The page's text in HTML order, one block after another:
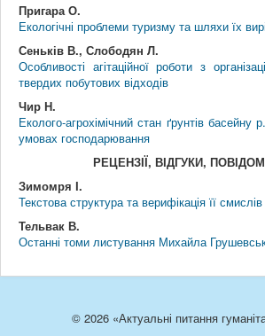
Пригара О.
Екологічні проблеми туризму та шляхи їх
Сеньків В., Слободян Л.
Особливості агітаційної роботи з
твердих побутових відходів
Чир Н.
Еколого-агрохімічний стан ґрунтів басейну
умовах господарювання
РЕЦЕНЗІЇ, ВІДГУКИ,
Зимомря І.
Текстова структура та верифікація її смислів
Тельвак В.
Останні томи листування Михайла
© 2026 «Актуальні питання